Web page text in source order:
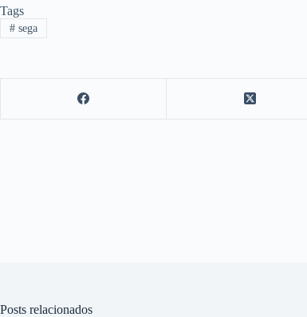
Tags
#sega
Posts relacionados